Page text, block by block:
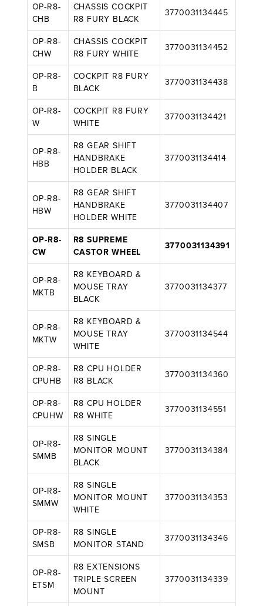
OP-R8-
CHB
CHASSIS COCKPIT
R8 FURY BLACK
3770031134445
OP-R8-
CHW
CHASSIS COCKPIT
R8 FURY WHITE
3770031134452
OP-R8-
B
COCKPIT R8 FURY
BLACK
3770031134438
OP-R8-
W
COCKPIT R8 FURY
WHITE
3770031134421
OP-R8-
HBB
R8 GEAR SHIFT
HANDBRAKE
HOLDER BLACK
3770031134414
OP-R8-
HBW
R8 GEAR SHIFT
HANDBRAKE
HOLDER WHITE
3770031134407
OP-R8-
CW
R8 SUPREME
CASTOR WHEEL
3770031134391
OP-R8-
MKTB
R8 KEYBOARD &
MOUSE TRAY
BLACK
3770031134377
OP-R8-
MKTW
R8 KEYBOARD &
MOUSE TRAY
WHITE
3770031134544
OP-R8-
CPUHB
R8 CPU HOLDER
R8 BLACK
3770031134360
OP-R8-
CPUHW
R8 CPU HOLDER
R8 WHITE
3770031134551
OP-R8-
SMMB
R8 SINGLE
MONITOR MOUNT
BLACK
3770031134384
OP-R8-
SMMW
R8 SINGLE
MONITOR MOUNT
WHITE
3770031134353
OP-R8-
SMSB
R8 SINGLE
MONITOR STAND
3770031134346
OP-R8-
ETSM
R8 EXTENSIONS
TRIPLE SCREEN
MOUNT
3770031134339